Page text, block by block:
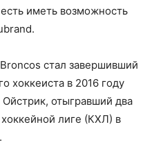
иметь возможность
Broncos стал завершивший
хоккеиста в 2016 году
отыгравший два
лиге (КХЛ) в